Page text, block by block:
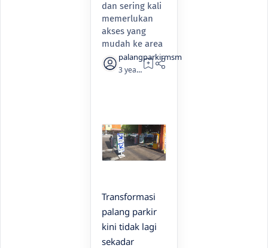
dan sering kali
memerlukan
akses yang
mudah ke area
3 years ago 2
Transformasi
palang parkir
kini tidak lagi
sekadar